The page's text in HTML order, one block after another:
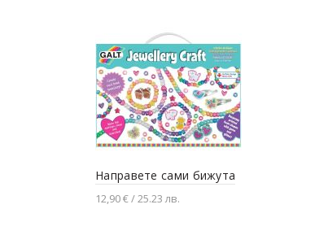
Направете сами бижута
12,90 € / 25.23 лв.